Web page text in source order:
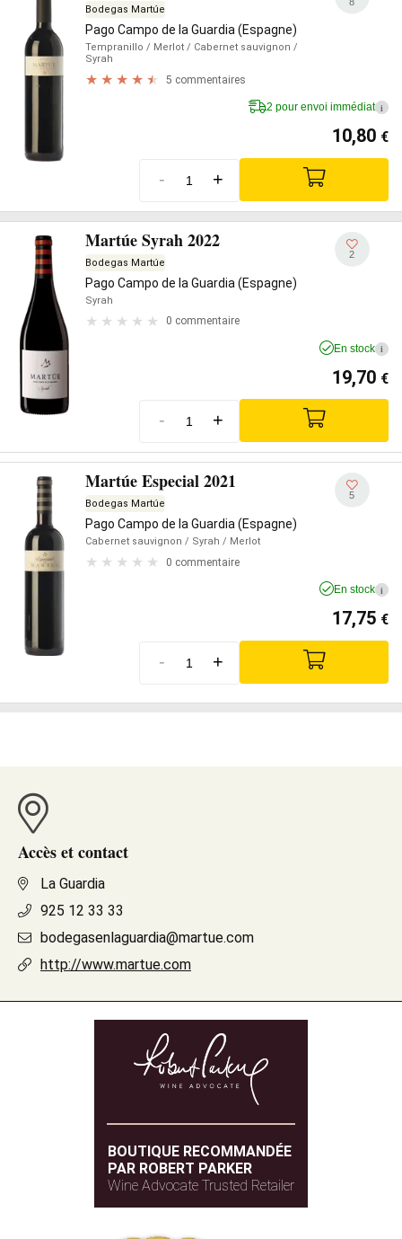
Bodegas Martúe
Pago Campo de la Guardia (Espagne)
Tempranillo / Merlot / Cabernet sauvignon /
Syrah
5 commentaires
2 pour envoi immédiat i
10,80 €
- +
Martúe Syrah 2022
Bodegas Martúe
Pago Campo de la Guardia (Espagne)
Syrah
0 commentaire
2
En stock i
19,70 €
- +
Martúe Especial 2021
Bodegas Martúe
Pago Campo de la Guardia (Espagne)
Cabernet sauvignon / Syrah / Merlot
0 commentaire
5
En stock i
17,75 €
- +
Accès et contact
La Guardia
925 12 33 33
bodegasenlaguardia@martue.com
http://www.martue.com
BOUTIQUE RECOMMANDÉE
PAR ROBERT PARKER
Wine Advocate Trusted Retailer